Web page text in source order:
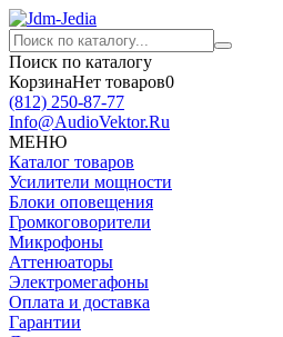
Поиск по каталогу
КорзинаНет товаров0
(812) 250-87-77
Info@AudioVektor.Ru
МЕНЮ
Каталог товаров
Усилители мощности
Блоки оповещения
Громкоговорители
Микрофоны
Аттенюаторы
Электромегафоны
Оплата и доставка
Гарантии